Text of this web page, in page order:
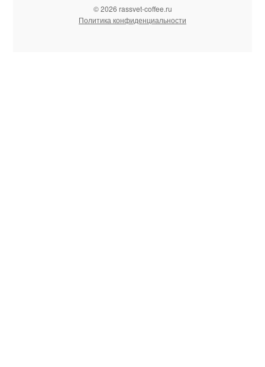
© 2026 rassvet-coffee.ru
Политика конфиденциальности